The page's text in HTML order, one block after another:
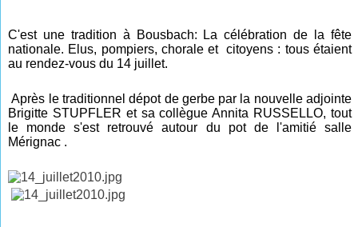
C'est une tradition à Bousbach: La célébration de la fête
nationale. Elus, pompiers, chorale et citoyens : tous étaient
au rendez-vous du 14 juillet.
Après le traditionnel dépot de gerbe par la nouvelle adjointe
Brigitte STUPFLER et sa collègue Annita RUSSELLO, tout
le monde s'est retrouvé autour du pot de l'amitié salle
Mérignac .